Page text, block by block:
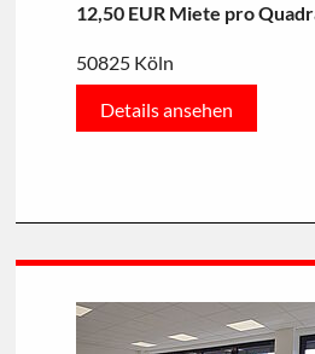
12,50 EUR Miete pro
50825 Köln
Details ansehen